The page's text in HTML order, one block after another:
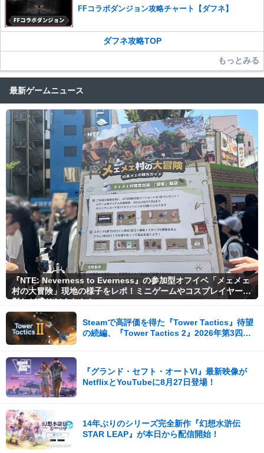
FFコラボダンジョン攻略チャート【ダフネ】
ダフネ攻略TOP
もっとみる
最新ゲームニュース
『NTE: Neverness to Everness』の参加型オフイベ「メェメェ
村の大冒険」現地の様子をレポ！ミニゲームやコスプレイヤー撮
影など盛りだくさん！
Steamで高評価を得た『Tower Tactics』待望
の続編、『Tower Tactics 2』2026年第3四半
『グランド・セフト・オートVI』最新映像が
NetflixとYouTubeに8月27日登場！
14年ぶりのシリーズ完全新作『幻想水滸伝
STAR LEAP』が本日から配信開始！